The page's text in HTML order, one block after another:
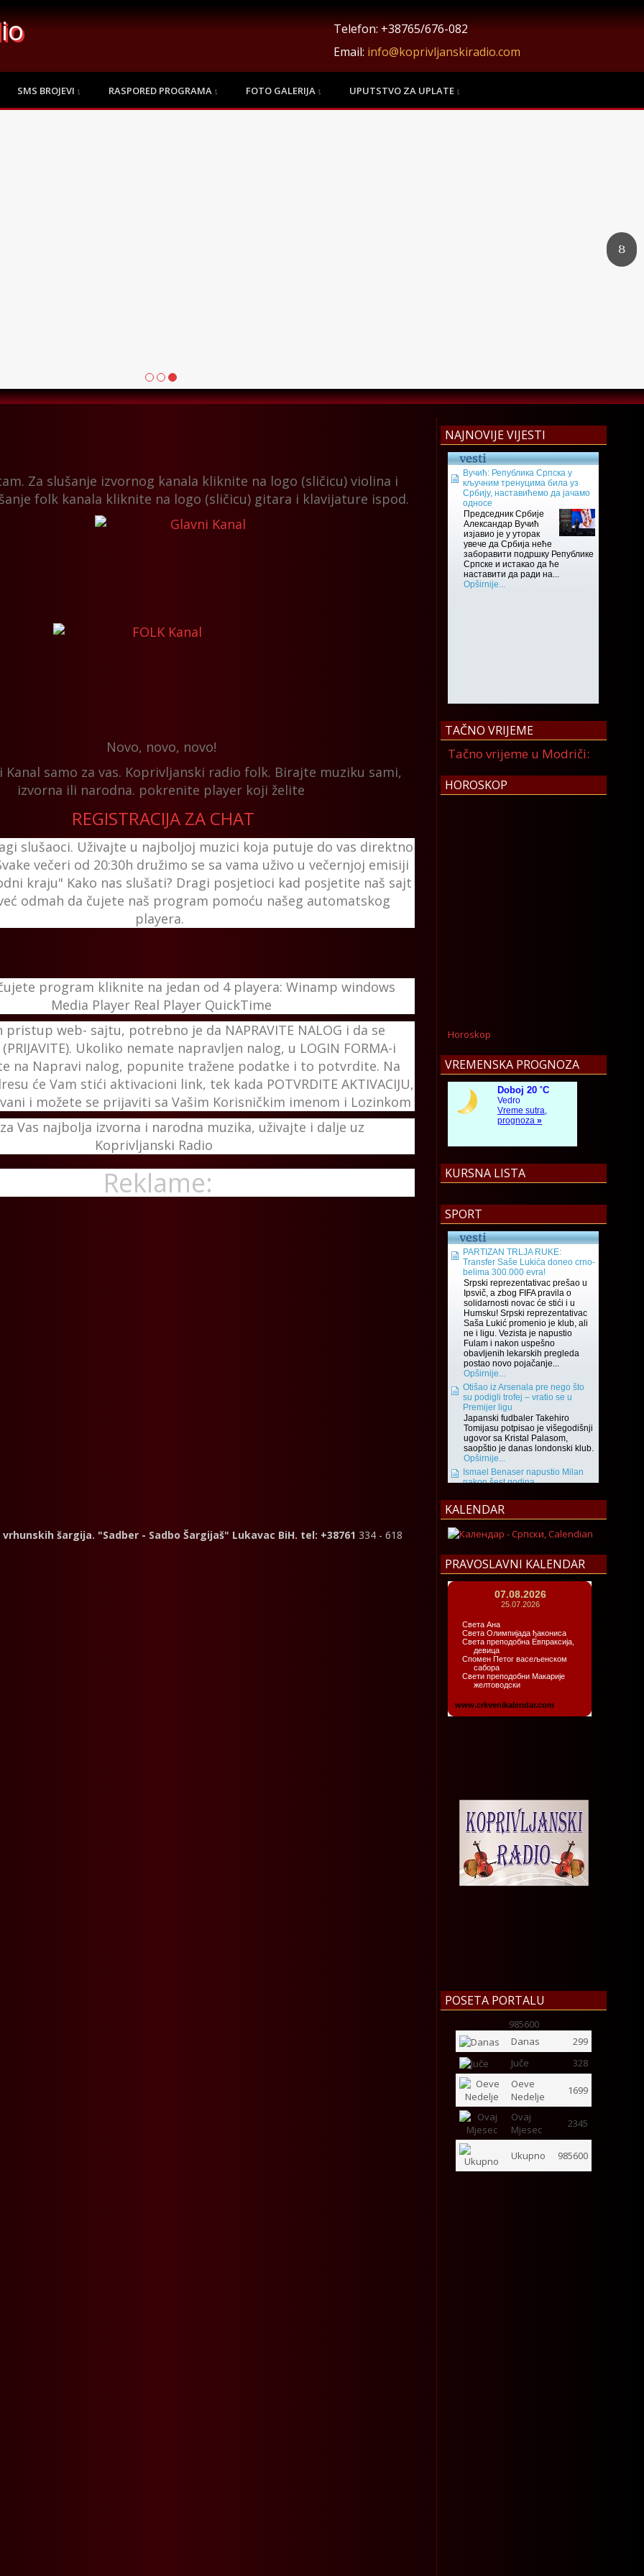
Telefon: +38765/676-082
Email: info@koprivljanskiradio.com
SMS BROJEVI RASPORED PROGRAMA FOTO GALERIJA UPUTSTVO ZA UPLATE
Za slušanje izvornog kanala kliknite na logo (sličicu) violina i
folk kanala kliknite na logo (sličicu) gitara i klavijature ispod.
Novo, novo, novo!
Kanal samo za vas. Koprivljanski radio folk. Birajte muziku sami,
izvorna ili narodna. pokrenite player koji želite
REGISTRACIJA ZA CHAT
slušaoci. Uživajte u najboljoj muzici koja putuje do vas direktno
večeri od 20:30h družimo se sa vama uživo u večernjoj emisiji
kraju" Kako nas slušati? Dragi posjetioci kad posjetite naš sajt
odmah da čujete naš program pomoću našeg automatskog
playera.
program kliknite na jedan od 4 playera: Winamp windows
Media Player Real Player QuickTime
web- sajtu, potrebno je da NAPRAVITE NALOG i da se
(PRIJAVITE). Ukoliko nemate napravljen nalog, u LOGIN FORMA-i
na Napravi nalog, popunite tražene podatke i to potvrdite. Na
će Vam stići aktivacioni link, tek kada POTVRDITE AKTIVACIJU,
i možete se prijaviti sa Vašim Korisničkim imenom i Lozinkom
Vas najbolja izvorna i narodna muzika, uživajte i dalje uz
Koprivljanski Radio
Reklame:
šargija. "Sadber - Sadbo Šargijaš" Lukavac BiH. tel: +38761 334 - 618
NAJNOVIJE VIJESTI
TAČNO VRIJEME
Tačno vrijeme u Modriči:
HOROSKOP
Horoskop
VREMENSKA PROGNOZA
KURSNA LISTA
SPORT
KALENDAR
PRAVOSLAVNI KALENDAR
POSETA PORTALU
985600
Danas
299
Juče
328
Oeve
Nedelje
1699
Ovaj
Mjesec
2345
Ukupno 985600